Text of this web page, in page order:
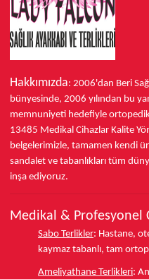
Hakkımızda: 2006'dan Beri
bünyesinde, 2006 yılından bu
memnuniyeti hedefiyle
13485 Medikal Cihazlar Kalite
belgelerimizle, tamamen kendi
sandalet ve tabanlıkları tüm
inşa ediyoruz.
Medikal & Profesyonel
Sabo Terlikler: Hastane,
kaymaz tabanlı, tam
Ameliyathane Terlikleri: